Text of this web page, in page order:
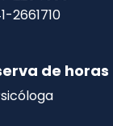
2661710
de horas